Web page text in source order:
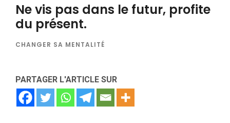
Ne vis pas dans le futur, profite
du présent.
CHANGER SA MENTALITÉ
PARTAGER L'ARTICLE SUR